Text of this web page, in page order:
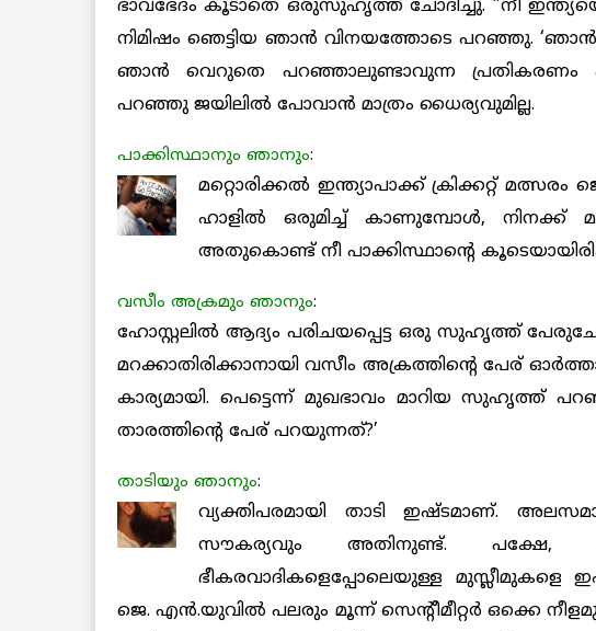
ഭാവഭേദം കൂടാതെ ഒരുസുഹൃത്ത് ചോദിച്ചു. ”നീ
നിമിഷം ഞെട്ടിയ ഞാന്‍ വിനയത്തോടെ പറഞ്ഞു.
ഞാന്‍ വെറുതെ പറഞ്ഞാലുണ്ടാവുന്ന പ്രതികരണം
പറഞ്ഞു ജയിലില്‍ പോവാന്‍ മാത്രം ധൈര്യവുമില്ല.
പാക്കിസ്ഥാനും ഞാനും:
മറ്റൊരിക്കല്‍ ഇന്ത്യാപാക്ക് ക്രിക്കറ്റ്
ഹാളില്‍ ഒരുമിച്ച് കാണുമ്പോള്‍, നിനക്ക്
അതുകൊണ്ട് നീ പാക്കിസ്ഥാന്റെ
വസീം അക്രമും ഞാനും:
ഹോസ്റ്റലില്‍ ആദ്യം പരിചയപ്പെട്ട ഒരു സുഹൃത്ത്
മറക്കാതിരിക്കാനായി വസീം അക്രത്തിന്റെ പേര്
കാര്യമായി. പെട്ടെന്ന് മുഖഭാവം മാറിയ സുഹൃത്ത്
താരത്തിന്റെ പേര് പറയുന്നത്?’
താടിയും ഞാനും:
വ്യക്തിപരമായി താടി ഇഷ്ടമാണ്.
സൗകര്യവും അതിനുണ്ട്. പക്ഷേ,
ഭീകരവാദികളെപ്പോലെയുള്ള
ജെ. എന്‍.യുവില്‍ പലരും മൂന്ന് സെന്റീമീറ്റര്‍ ഒക്കെ